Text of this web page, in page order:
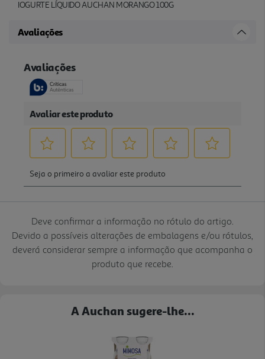
IOGURTE LÍQUIDO AUCHAN MORANGO 100G
Avaliações
Deve confirmar a informação no rótulo do artigo.
Devido a possíveis alterações de embalagens e/ou rótulos,
deverá considerar sempre a informação que acompanha o
produto que recebe.
A Auchan sugere-lhe...